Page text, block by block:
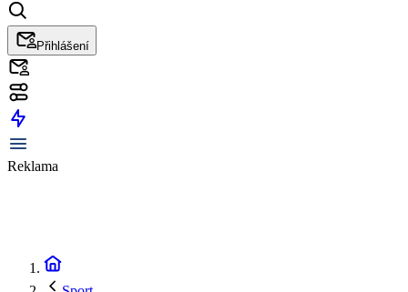
Přihlášení
Reklama